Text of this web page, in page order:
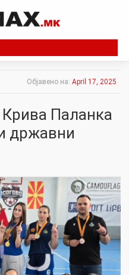
Објавено на: April 17, 2025
Паланка
државни